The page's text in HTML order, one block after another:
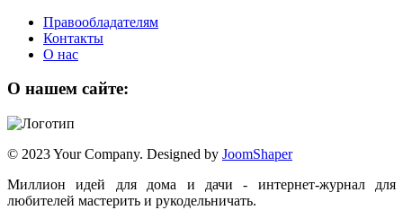
Правообладателям
Контакты
О нас
О нашем сайте:
© 2023 Your Company. Designed by JoomShaper
Миллион идей для дома и дачи - интернет-журнал для
любителей мастерить и рукодельничать.